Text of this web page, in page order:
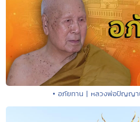
• อภัยทาน | หลวงพ่อปัญญ